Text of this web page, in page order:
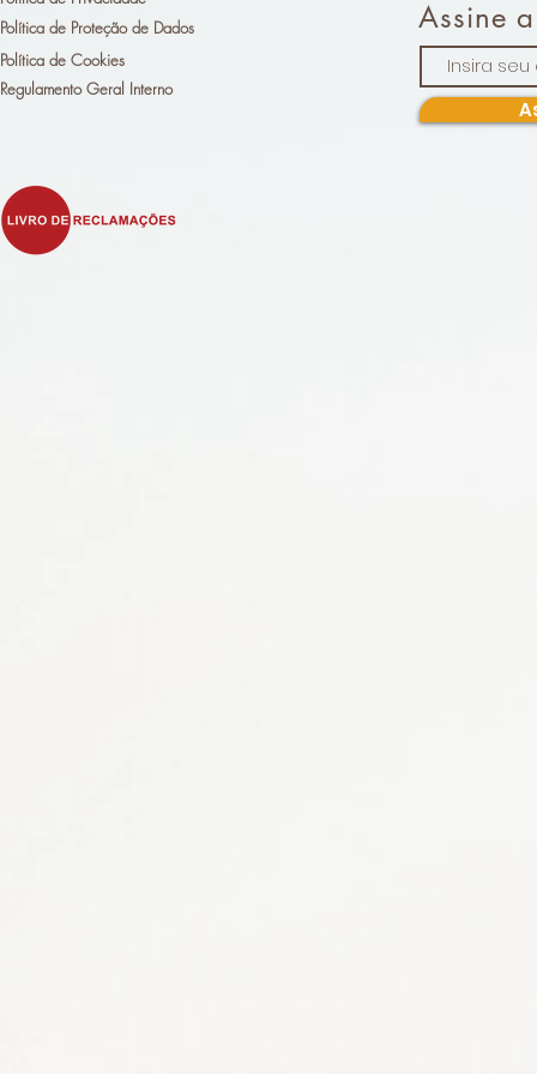
Política de Proteção de Dados
Política de Cookies
Regulamento Geral Interno
Assine